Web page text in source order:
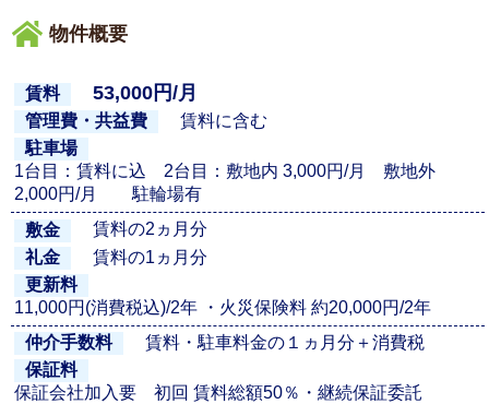
物件概要
賃料 53,000円/月
管理費・共益費
賃料に含む
駐車場
1台目：賃料に込 2台目：敷地内 3,000円/月 敷地外
2,000円/月 駐輪場有
敷金
賃料の2ヵ月分
礼金
賃料の1ヵ月分
更新料
11,000円(消費税込)/2年 ・火災保険料 約20,000円/2年
仲介手数料
賃料・駐車料金の１ヵ月分＋消費税
保証料
保証会社加入要 初回 賃料総額50％・継続保証委託